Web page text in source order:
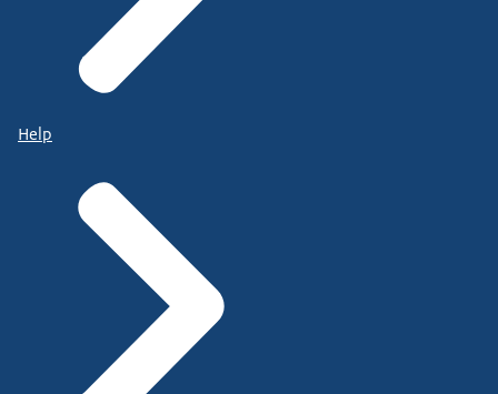
Help